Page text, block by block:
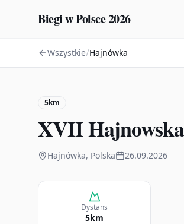
Biegi w Polsce 2026
Wszystkie/Hajnówka
5km
XVII
Hajnówka, Polska 26.09.2026
Dystans
5km